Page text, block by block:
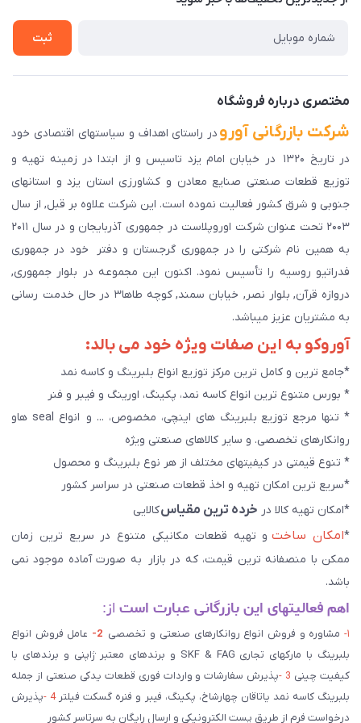
راهنمای ثبت سفارش
سوالات متداول
ثبت
مختصری درباره فروشگاه
شرکت بازرگانی آورو در راستای اهداف و سیاستهای اقتصادی خود
در تاریخ ۱۳۲۰ در خیابان امام یزد تاسیس و از ابتدا در زمینه تهیه و
توزیع قطعات صنعتی صنایع معادن و کشاورزی استان یزد و استانهای
جنوبی و شرق کشور فعالیت نموده است. این شرکت علاوه بر قبل, از سال
۲۰۰۳ تحت عنوان شرکت اوروپلاست در جمهوری آذربایجان و در سال ۲۰۱۱
به همین نام شرکتی را در جمهوری گرجستان و دفتر خود در جمهوری
فدراتیو روسیه را تأسیس نمود. اکنون این مجموعه در بلوار جمهوری,
دروازه قرآن, بلوار نصر, خیابان سمند, کوچه طاها۳ در حال خدمت رسانی
به مشتریان عزیز میباشد.
آوروکو به این صفات ویژه خود می بالد:
*جامع ترین و کامل ترین مرکز توزیع انواع بلبرینگ و کاسه نمد
* بورس متنوع ترین انواع کاسه نمد، پکینگ، اورینگ و فیبر و فنر
* تنها مرجع توزیع بلبرینگ های اینچی، مخصوص، ... و انواع seal هاو
روانکارهای تخصصی. و سایر کالاهای صنعتی ويژه
* تنوع قیمتی در کیفیتهای مختلف از هر نوع بلبرینگ و محصول
*سریع ترین امکان تهیه و اخذ قطعات صنعتی در سراسر کشور
*امکان تهیه کالا در خرده ترین مقیاسکالایی
*امکان ساختو تهیه قطعات مکانیکی متنوع در سریع ترین زمان
ممکن با منصفانه ترین قیمت، که در بازار به صورت آماده موجود نمی
باشد.
اهم فعالیتهای این بازرگانی عبارت است از:
۱- مشاوره و فروش انواع روانکارهای صنعتی و تخصصی 2-
عامل فروش انواع
بلبرینگ با مارکهای تجاری SKF & FAG و برندهای معتبر ژاپنی و برندهای با
کیفیت چینی 3 - پذیرش سفارشات و واردات فوری قطعات یدکی صنعتی از جمله
بلبرینگ کاسه نمد یاتاقان چهارشاخ، پکینگ، فیبر و فنره گسکت فیلتر4 - پذیرش
درخواست فرم از طریق پست الکترونیکی و ارسال رایگان به سرتاسر کشور